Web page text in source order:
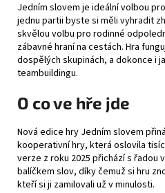
Jedním slovem je ideální volbou pro
jednu partii byste si měli vyhradit
skvělou volbu pro rodinné
zábavné hraní na cestách. Hra
dospělých skupinách, a dokonce i
teambuildingu.
O co ve hře jde
Nová edice hry Jedním slovem
kooperativní hry, která oslovila
verze z roku 2025 přichází s řadou
balíčkem slov, díky čemuž si hru
kteří si ji zamilovali už v minulosti.